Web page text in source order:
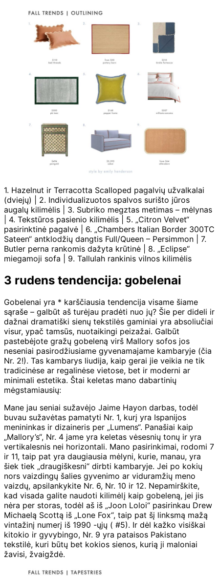
1. Hazelnut ir Terracotta Scalloped pagalvių užvalkalai
(dviejų) | 2. Individualizuotos spalvos surišto jūros
augalų kilimėlis | 3. Subriko megztas metimas – mėlynas
| 4. Tekstūros pasienio kilimėlis | 5. „Citron Velvet“
pasirinktinė pagalvė | 6. „Chambers Italian Border 300TC
Sateen“ antklodžių dangtis Full/Queen – Persimmon | 7.
Butler perna rankomis dažyta krūtinė | 8. „Eclipse“
miegamoji sofa | 9. Tallulah rankinis vilnos kilimėlis
3 rudens tendencija: gobelenai
Gobelenai yra * karščiausia tendencija visame šiame
sąraše – galbūt aš turėjau pradėti nuo jų? Šie per dideli ir
dažnai dramatiški sienų tekstilės gaminiai yra absoliučiai
visur, ypač tamsūs, nuotaikingi peizažai. Galbūt
pastebėjote gražų gobeleną virš Mallory sofos jos
neseniai pasirodžiusiame gyvenamajame kambaryje (čia
Nr. 2!). Tas kambarys liudija, kaip gerai jie veikia ne tik
tradicinėse ar regalinėse vietose, bet ir moderni ar
minimali estetika. Štai keletas mano dabartinių
mėgstamiausių:
Mane jau seniai sužavėjo Jaime Hayon darbas, todėl
buvau sužavėtas pamatyti Nr. 1, kurį yra Ispanijos
menininkas ir dizaineris per „Lumens“. Panašiai kaip
„Mallory’s“, Nr. 4 jame yra keletas vėsesnių tonų ir yra
vertikalesnis nei horizontali. Mano pasirinkimai, rodomi 7
ir 11, taip pat yra daugiausia mėlyni, kurie, manau, yra
šiek tiek „draugiškesni“ dirbti kambaryje. Jei po kokių
nors vaizdingų šalies gyvenimo ar viduramžių meno
vaizdų, apsilankykite Nr. 6, Nr. 10 ir 12. Nepamirškite,
kad visada galite naudoti kilimėlį kaip gobeleną, jei jis
nėra per storas, todėl aš iš „Joon Loloi“ pasirinkau Drew
Michaelą Scottą iš „Lone Fox“, taip pat šį linksmą mažą
vintažinį numerį iš 1990 -ųjų ( #5). Ir dėl kažko visiškai
kitokio ir gyvybingo, Nr. 9 yra pataisos Pakistano
tekstilė, kuri būtų bet kokios sienos, kurią ji maloniai
žavisi, žvaigždė.